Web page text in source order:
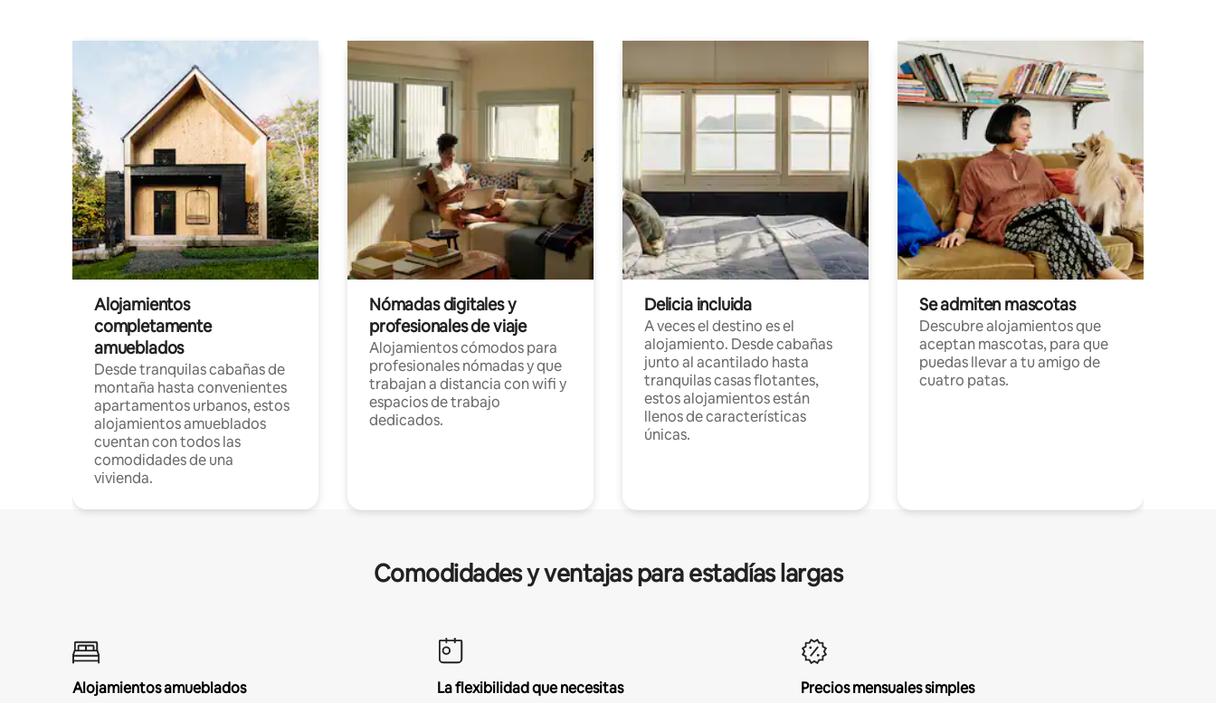
Alojamientos
completamente
amueblados
Desde tranquilas cabañas de
montaña hasta convenientes
apartamentos urbanos, estos
alojamientos amueblados
cuentan con todos las
comodidades de una
vivienda.
Nómadas digitales y
profesionales de viaje
Alojamientos cómodos para
profesionales nómadas y que
trabajan a distancia con wifi y
espacios de trabajo
dedicados.
Delicia incluida
A veces el destino es el
alojamiento. Desde cabañas
junto al acantilado hasta
tranquilas casas flotantes,
estos alojamientos están
llenos de características
únicas.
Se admiten mascotas
Descubre alojamientos que
aceptan mascotas, para que
puedas llevar a tu amigo de
cuatro patas.
Comodidades y ventajas para estadías largas
Alojamientos amueblados
La flexibilidad que necesitas
Precios mensuales simples